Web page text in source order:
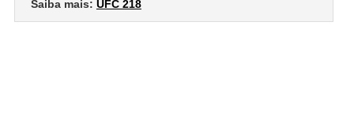
Saiba mais: UFC 218